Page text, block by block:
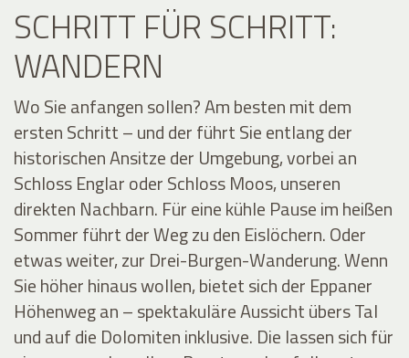
SCHRITT FÜR SCHRITT:
WANDERN
Wo Sie anfangen sollen? Am besten mit dem
ersten Schritt – und der führt Sie entlang der
historischen Ansitze der Umgebung, vorbei an
Schloss Englar oder Schloss Moos, unseren
direkten Nachbarn. Für eine kühle Pause im heißen
Sommer führt der Weg zu den Eislöchern. Oder
etwas weiter, zur Drei-Burgen-Wanderung. Wenn
Sie höher hinaus wollen, bietet sich der Eppaner
Höhenweg an – spektakuläre Aussicht übers Tal
und auf die Dolomiten inklusive. Die lassen sich für